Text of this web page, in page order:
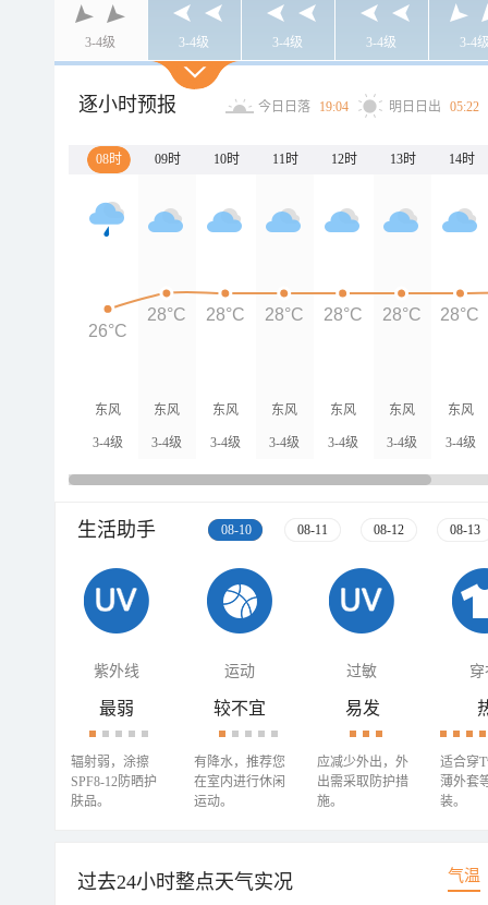
3-4级 3-4级 3-4级 3-4级 3-4
逐小时预报 今日日落 19:04 明日日出 05:22
08时 09时 10时 11时 12时 13时 14时
东风
3-4级
东风
3-4级
东风
3-4级
东风
3-4级
东风
3-4级
东风
3-4级
东风
3-4级
26°C
28°C 28°C 28°C 28°C 28°C 28°C
生活助手 08-10 08-11 08-12 08-13
紫外线 运动 过敏 穿
最弱
辐射弱，涂擦
SPF8-12防晒护
肤品。
较不宜
有降水，推荐您
在室内进行休闲
运动。
易发
应减少外出，外
出需采取防护措
施。
适合穿
薄外套
装。
过去24小时整点天气实况 气温